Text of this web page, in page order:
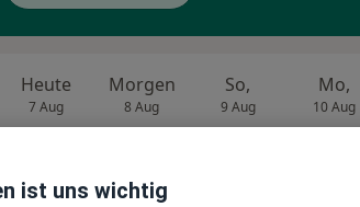
Heute
7 Aug
Morgen
8 Aug
So,
9 Aug
Mo,
10 Aug
Online-Terminbuchung nicht verfügbar
ist uns wichtig